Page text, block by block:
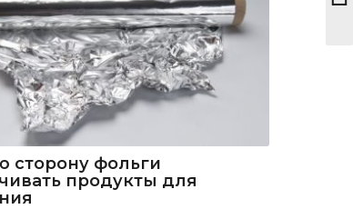
сторону фольги
продукты для